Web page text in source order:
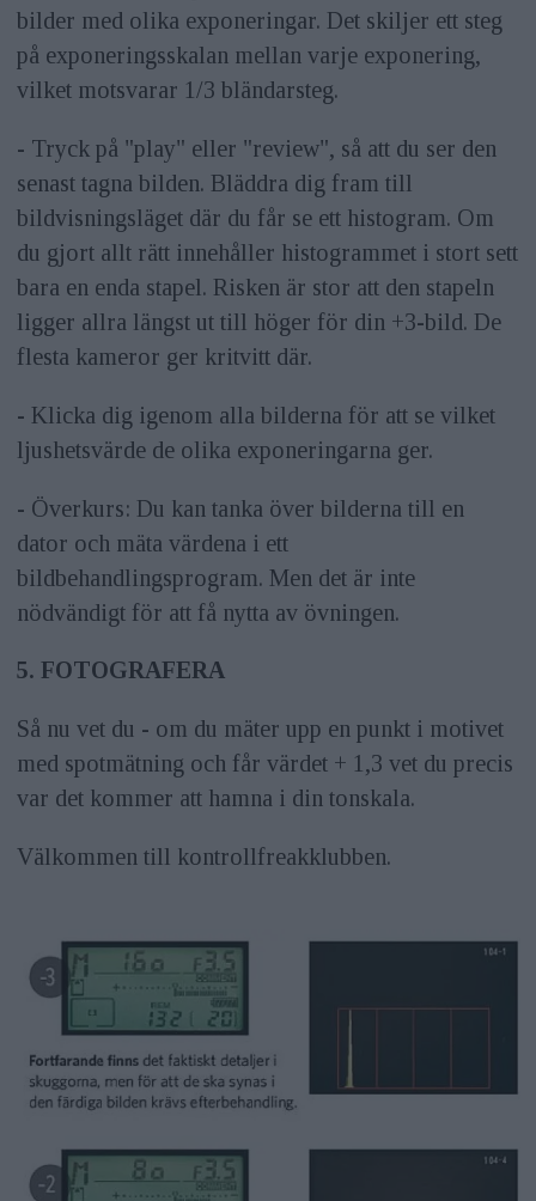
bilder med olika exponeringar. Det skiljer ett steg
på exponeringsskalan mellan varje exponering,
vilket motsvarar 1/3 bländarsteg.
- Tryck på "play" eller "review", så att du ser den
senast tagna bilden. Bläddra dig fram till
bildvisningsläget där du får se ett histogram. Om
du gjort allt rätt innehåller histogrammet i stort sett
bara en enda stapel. Risken är stor att den stapeln
ligger allra längst ut till höger för din +3-bild. De
flesta kameror ger kritvitt där.
- Klicka dig igenom alla bilderna för att se vilket
ljushetsvärde de olika exponeringarna ger.
- Överkurs: Du kan tanka över bilderna till en
dator och mäta värdena i ett
bildbehandlingsprogram. Men det är inte
nödvändigt för att få nytta av övningen.
5. FOTOGRAFERA
Så nu vet du - om du mäter upp en punkt i motivet
med spotmätning och får värdet + 1,3 vet du precis
var det kommer att hamna i din tonskala.
Välkommen till kontrollfreakklubben.